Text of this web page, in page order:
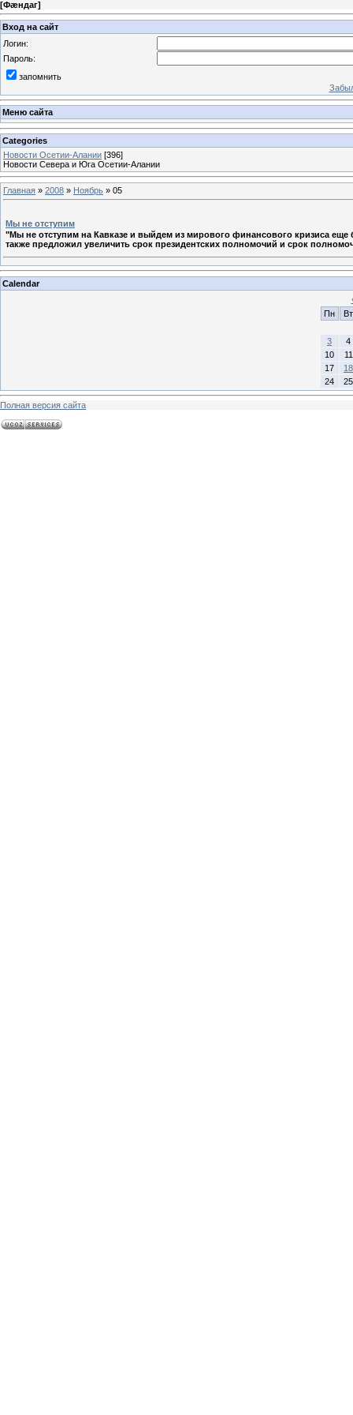
[Фæндаг]
Вход на сайт
Логин:
Пароль:
запомнить
Меню сайта
Categories
Новости Осетии-Алании [396]
Новости Севера и Юга Осетии-Алании
Главная » 2008 » Ноябрь » 05
Мы не отступим
"Мы не отступим на Кавказе и выйдем из мирового финансового кризиса
также предложил увеличить срок президентских полномочий и срок
Calendar
Пн
Вт
3
4
10
11
17
18
24
25
Полная версия сайта